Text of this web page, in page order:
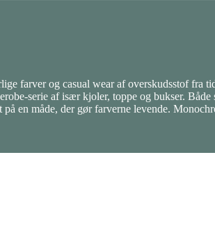
farver og casual wear af overskudsstof fra
serie af især kjoler, toppe og bukser. Både
en måde, der gør farverne levende.